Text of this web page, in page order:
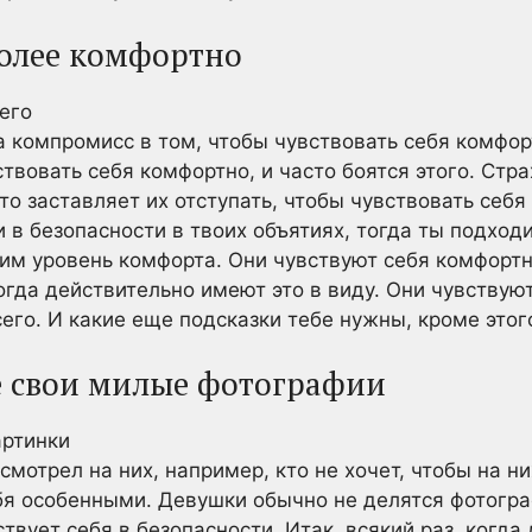
комфортно
компромисс в том, чтобы чувствовать себя
себя комфортно, и часто боятся этого.
заставляет их отступать, чтобы чувствовать
в безопасности в твоих объятиях, тогда ты
уровень комфорта. Они чувствуют себя
действительно имеют это в виду. Они
И какие еще подсказки тебе нужны, кроме
свои милые фотографии
на них, например, кто не хочет, чтобы на
особенными. Девушки обычно не делятся